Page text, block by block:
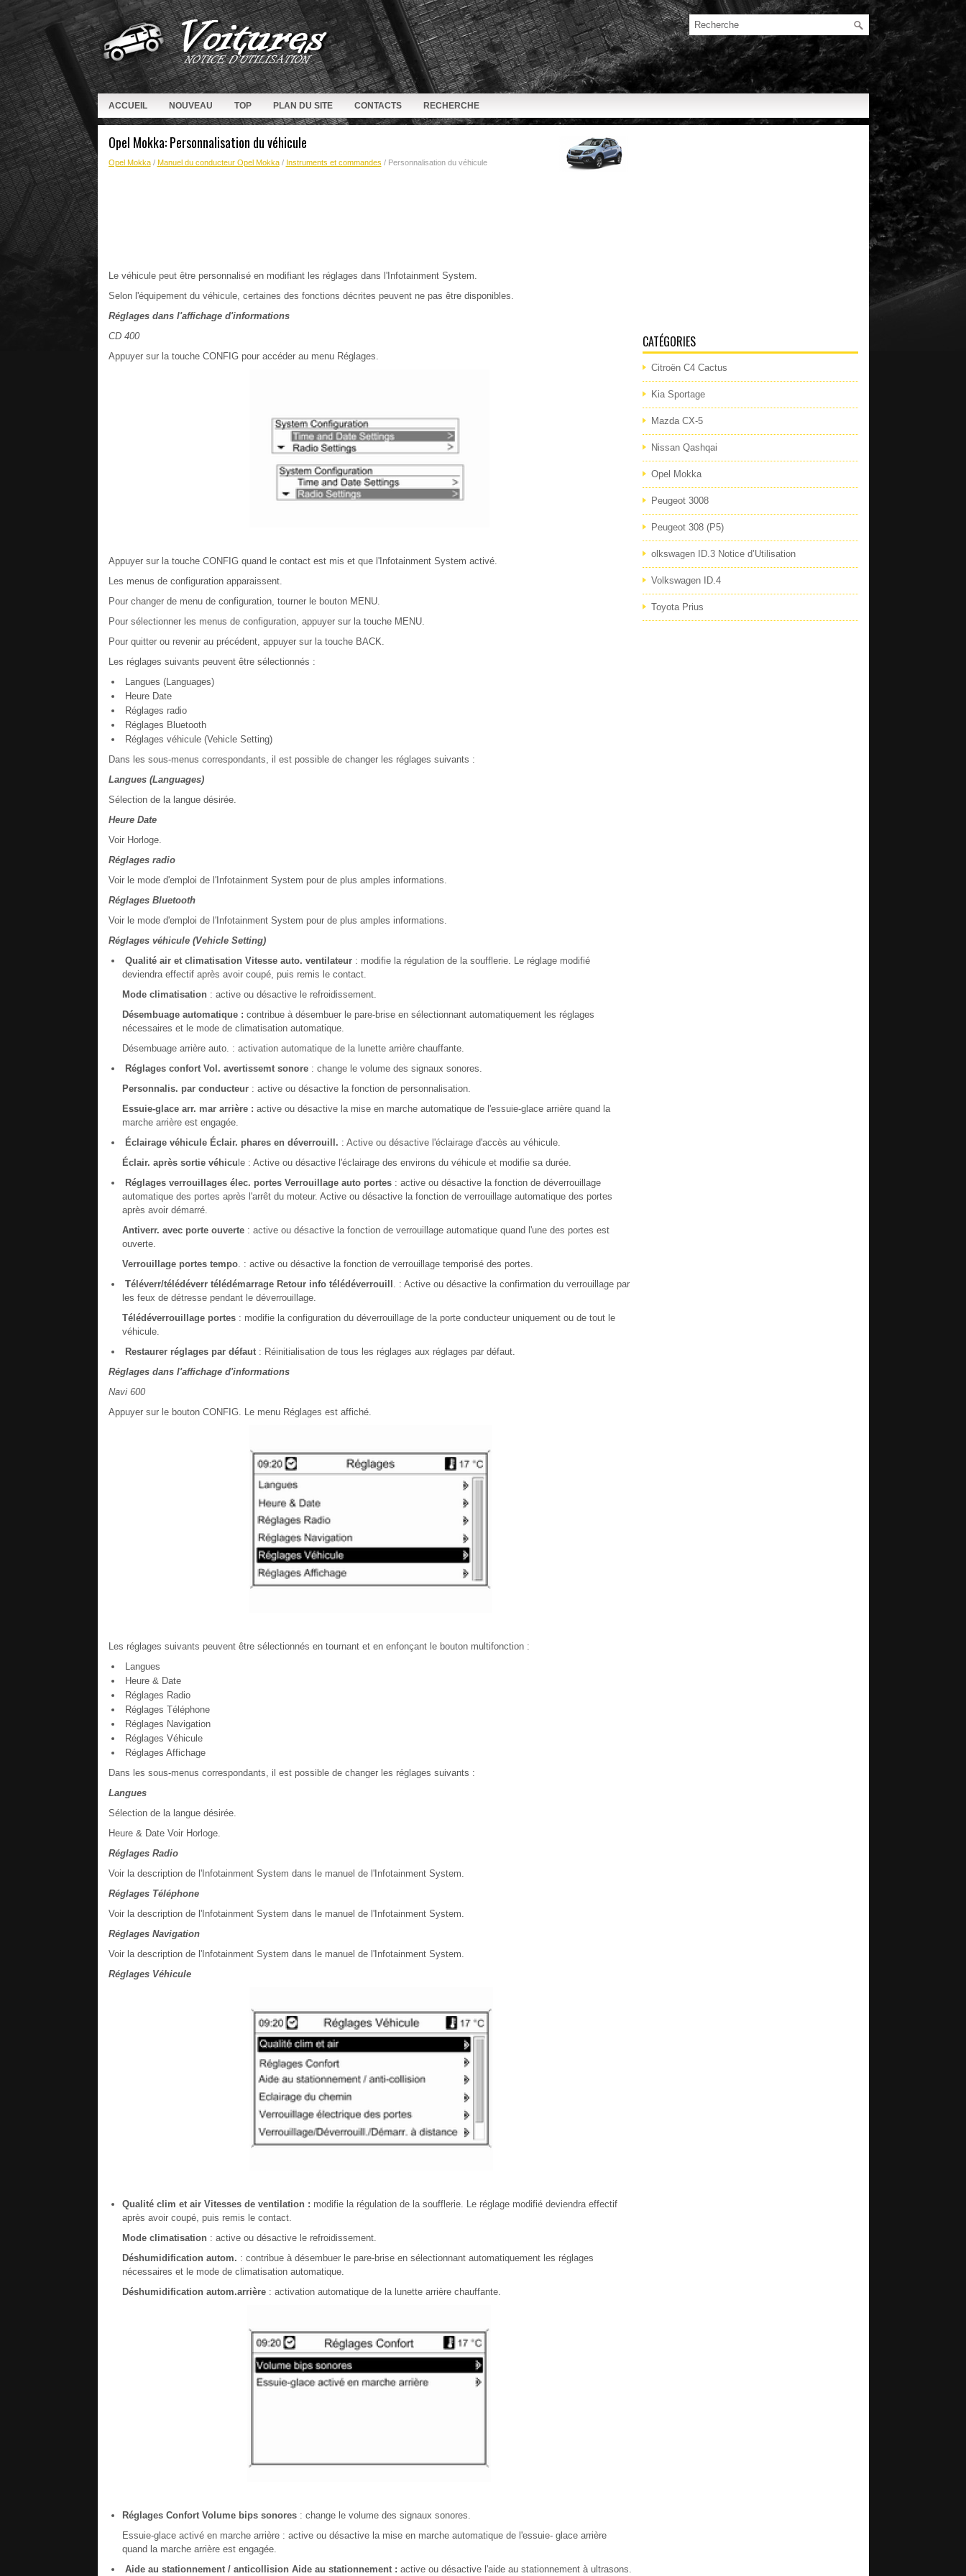
ACCUEIL NOUVEAU TOP PLAN DU SITE CONTACTS RECHERCHE
Opel Mokka: Personnalisation du véhicule
Opel Mokka/ Manuel du conducteur Opel Mokka/ Instruments et commandes / Personnalisation du véhicule
Le véhicule peut être personnalisé en modifiant les réglages dans l'Infotainment System.
Selon l'équipement du véhicule, certaines des fonctions décrites peuvent ne pas être disponibles.
Réglages dans l'affichage d'informations
CD 400
Appuyer sur la touche CONFIG pour accéder au menu Réglages.
Appuyer sur la touche CONFIG quand le contact est mis et que l'Infotainment System activé.
Les menus de configuration apparaissent.
Pour changer de menu de configuration, tourner le bouton MENU.
Pour sélectionner les menus de configuration, appuyer sur la touche MENU.
Pour quitter ou revenir au précédent, appuyer sur la touche BACK.
Les réglages suivants peuvent être sélectionnés :
Langues (Languages)
Heure Date
Réglages radio
Réglages Bluetooth
Réglages véhicule (Vehicle Setting)
Dans les sous-menus correspondants, il est possible de changer les réglages suivants :
Langues (Languages)
Sélection de la langue désirée.
Heure Date
Voir Horloge.
Réglages radio
Voir le mode d'emploi de l'Infotainment System pour de plus amples informations.
Réglages Bluetooth
Voir le mode d'emploi de l'Infotainment System pour de plus amples informations.
Réglages véhicule (Vehicle Setting)
Qualité air et climatisation Vitesse auto. ventilateur: modifie la régulation de la soufflerie. Le réglage modifié
deviendra effectif après avoir coupé, puis remis le contact.
Mode climatisation : active ou désactive le refroidissement.
Désembuage automatique : contribue à désembuer le pare-brise en sélectionnant automatiquement les réglages
nécessaires et le mode de climatisation automatique.
Désembuage arrière auto. : activation automatique de la lunette arrière chauffante.
Réglages confort Vol. avertissemt sonore: change le volume des signaux sonores.
Personnalis. par conducteur : active ou désactive la fonction de personnalisation.
Essuie-glace arr. mar arrière : active ou désactive la mise en marche automatique de l'essuie-glace arrière quand la
marche arrière est engagée.
Éclairage véhicule Éclair. phares en déverrouill. : Active ou désactive l'éclairage d'accès au véhicule.
Éclair. après sortie véhicu le : Active ou désactive l'éclairage des environs du véhicule et modifie sa durée.
Réglages verrouillages élec. portes Verrouillage auto portes: active ou désactive la fonction de déverrouillage
automatique des portes après l'arrêt du moteur. Active ou désactive la fonction de verrouillage automatique des portes
après avoir démarré.
Antiverr. avec porte ouverte: active ou désactive la fonction de verrouillage automatique quand l'une des portes est
ouverte.
Verrouillage portes tempo. : active ou désactive la fonction de verrouillage temporisé des portes.
Téléverr/télédéverr télédémarrage Retour info télédéverrouill . : Active ou désactive la confirmation du verrouillage par
les feux de détresse pendant le déverrouillage.
Télédéverrouillage portes : modifie la configuration du déverrouillage de la porte conducteur uniquement ou de tout le
véhicule.
Restaurer réglages par défaut : Réinitialisation de tous les réglages aux réglages par défaut.
Réglages dans l'affichage d'informations
Navi 600
Appuyer sur le bouton CONFIG. Le menu Réglages est affiché.
Les réglages suivants peuvent être sélectionnés en tournant et en enfonçant le bouton multifonction :
Langues
Heure & Date
Réglages Radio
Réglages Téléphone
Réglages Navigation
Réglages Véhicule
Réglages Affichage
Dans les sous-menus correspondants, il est possible de changer les réglages suivants :
Langues
Sélection de la langue désirée.
Heure & Date Voir Horloge.
Réglages Radio
Voir la description de l'Infotainment System dans le manuel de l'Infotainment System.
Réglages Téléphone
Voir la description de l'Infotainment System dans le manuel de l'Infotainment System.
Réglages Navigation
Voir la description de l'Infotainment System dans le manuel de l'Infotainment System.
Réglages Véhicule
Qualité clim et air Vitesses de ventilation : modifie la régulation de la soufflerie. Le réglage modifié deviendra effectif
après avoir coupé, puis remis le contact.
Mode climatisation : active ou désactive le refroidissement.
Déshumidification autom. : contribue à désembuer le pare-brise en sélectionnant automatiquement les réglages
nécessaires et le mode de climatisation automatique.
Déshumidification autom.arrière : activation automatique de la lunette arrière chauffante.
Réglages Confort Volume bips sonores : change le volume des signaux sonores.
Essuie-glace activé en marche arrière : active ou désactive la mise en marche automatique de l'essuie- glace arrière
quand la marche arrière est engagée.
Aide au stationnement / anticollision Aide au stationnement : active ou désactive l'aide au stationnement à ultrasons.
CATÉGORIES
Citroën C4 Cactus
Kia Sportage
Mazda CX-5
Nissan Qashqai
Opel Mokka
Peugeot 3008
Peugeot 308 (P5)
olkswagen ID.3 Notice d’Utilisation
Volkswagen ID.4
Toyota Prius